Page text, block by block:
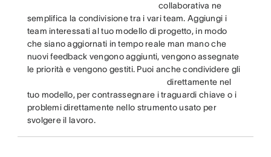
collaborativa ne
semplifica la condivisione tra i vari team. Aggiungi i
team interessati al tuo modello di progetto, in modo
che siano aggiornati in tempo reale man mano che
nuovi feedback vengono aggiunti, vengono assegnate
le priorità e vengono gestiti. Puoi anche condividere gli
direttamente nel
tuo modello, per contrassegnare i traguardi chiave o i
problemi direttamente nello strumento usato per
svolgere il lavoro.